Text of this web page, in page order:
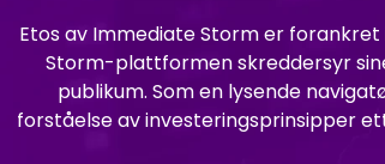
Etos av Immediate Storm er
Storm-plattformen skreddersyr
publikum. Som en lysende
forståelse av investeringsprinsipper